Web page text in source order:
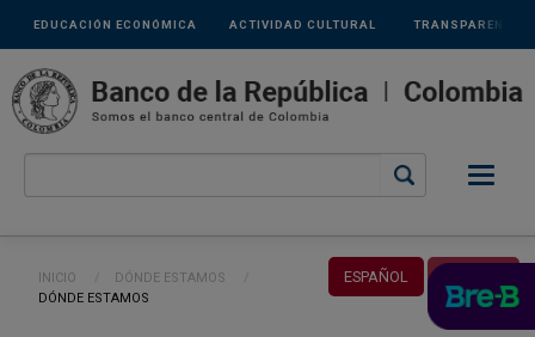
Pasar al contenido principal
Links
secundarios
ACTIVIDAD CULTURAL
EDUCACIÓN ECONÓMICA TRANSPARENCIA
ESPAÑOL
Ruta de navegación
INICIO
DÓNDE ESTAMOS
CURRENT:
DÓNDE ESTAMOS